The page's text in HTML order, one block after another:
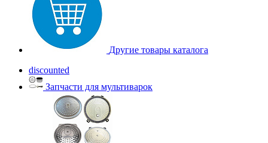
Другие товары каталога
discounted
Запчасти для мультиварок